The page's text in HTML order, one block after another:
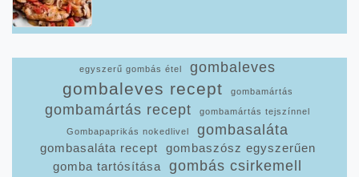
egyszerű gombás étel gombaleves
gombaleves recept gombamártás
gombamártás recept gombamártás tejszínnel
Gombapaprikás nokedlivel gombasaláta
gombasaláta recept
gombaszósz egyszerűen
gomba tartósítása
gombás csirkemell